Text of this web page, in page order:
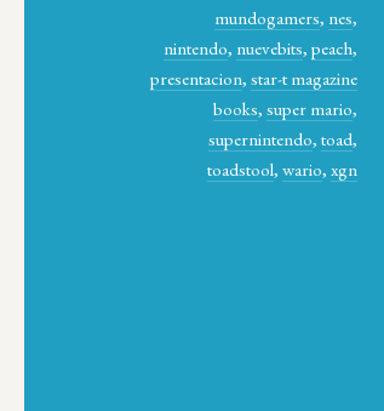
mundogamers, nes,
nintendo, nuevebits,peach,
presentacion,star-t magazine
books,super mario,
supernintendo,toad,
toadstool,wario,xgn